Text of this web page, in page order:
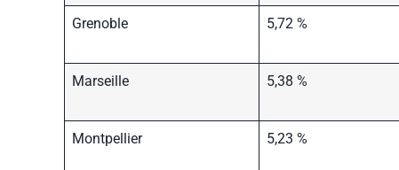
Grenoble 5,72 %
Marseille 5,38 %
Montpellier 5,23 %